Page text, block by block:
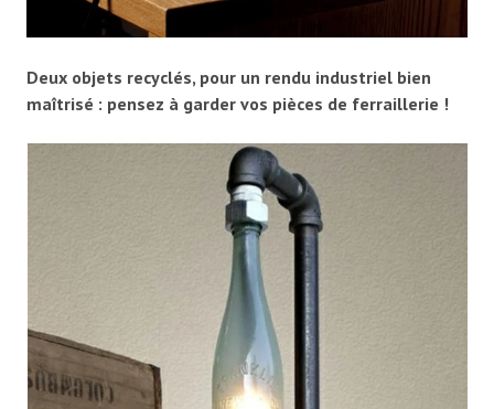
Deux objets recyclés, pour un rendu industriel bien
maîtrisé : pensez à garder vos pièces de ferraillerie !